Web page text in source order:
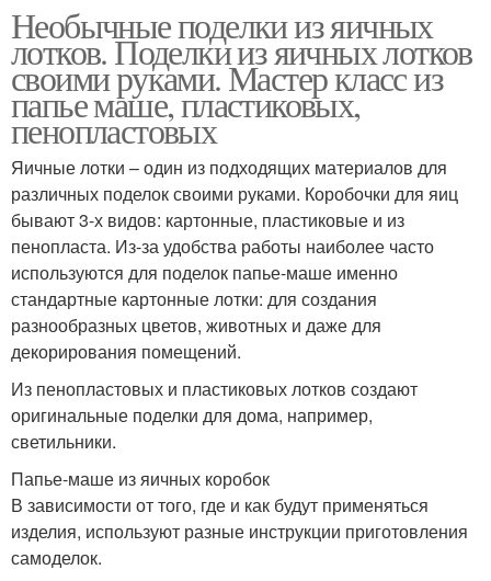
Необычные поделки из яичных
лотков. Поделки из яичных лотков
своими руками. Мастер класс из
папье маше, пластиковых,
пенопластовых
Яичные лотки – один из подходящих материалов для
различных поделок своими руками. Коробочки для яиц
бывают 3-х видов: картонные, пластиковые и из
пенопласта. Из-за удобства работы наиболее часто
используются для поделок папье-маше именно
стандартные картонные лотки: для создания
разнообразных цветов, животных и даже для
декорирования помещений.
Из пенопластовых и пластиковых лотков создают
оригинальные поделки для дома, например,
светильники.
Папье-маше из яичных коробок
В зависимости от того, где и как будут применяться
изделия, используют разные инструкции приготовления
самоделок.